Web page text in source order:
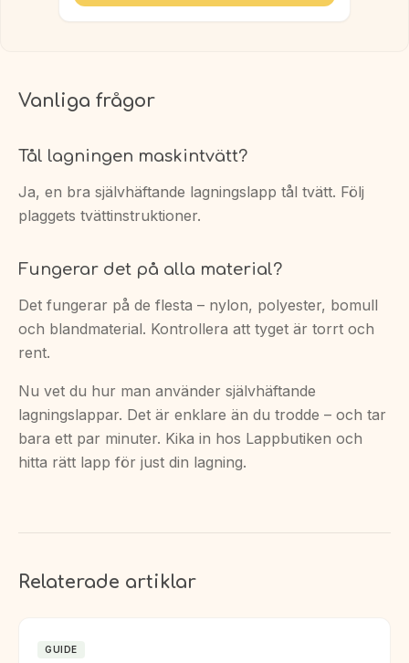
Vanliga frågor
Tål lagningen maskintvätt?
Ja, en bra självhäftande lagningslapp tål tvätt. Följ
plaggets tvättinstruktioner.
Fungerar det på alla material?
Det fungerar på de flesta – nylon, polyester, bomull
och blandmaterial. Kontrollera att tyget är torrt och
rent.
Nu vet du hur man använder självhäftande
lagningslappar. Det är enklare än du trodde – och tar
bara ett par minuter. Kika in hos Lappbutiken och
hitta rätt lapp för just din lagning.
Relaterade artiklar
GUIDE